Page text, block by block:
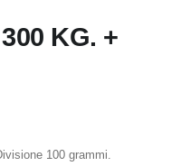
KG. +
100 grammi.